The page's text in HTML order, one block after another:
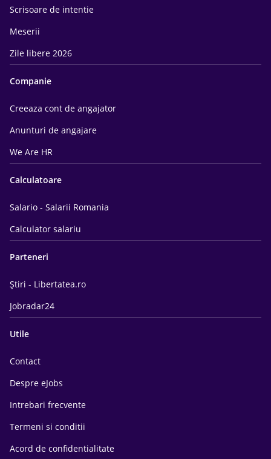
Scrisoare de intentie
Meserii
Zile libere 2026
Companie
Creeaza cont de angajator
Anunturi de angajare
We Are HR
Calculatoare
Salario - Salarii Romania
Calculator salariu
Parteneri
Știri - Libertatea.ro
Jobradar24
Utile
Contact
Despre eJobs
Intrebari frecvente
Termeni si conditii
Acord de confidentialitate